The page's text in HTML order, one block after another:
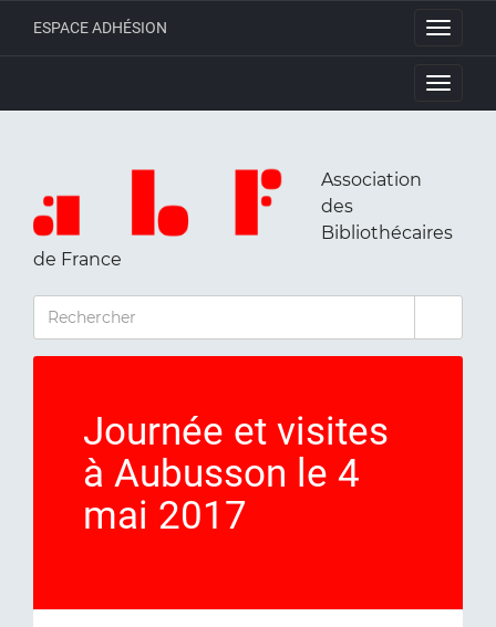
Toggle
ESPACE ADHÉSION
Toggle
Association
des
Bibliothécaires
de France
RECHERCHER
Journée et visites
à Aubusson le 4
mai 2017